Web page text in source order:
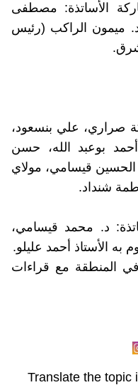
الأساتذة: مصطفى
ميمون الراكب (رئيس
صراري، علي بنسعود،
بوعبد الله، حسن
الحسين قيسامي، مولاي
شنداد.
د. محمد قيسامي،
الأستاذ أحمد عليلو.
2025 برحلة سياحية في المنطقة مع قراءات
Translate the topic